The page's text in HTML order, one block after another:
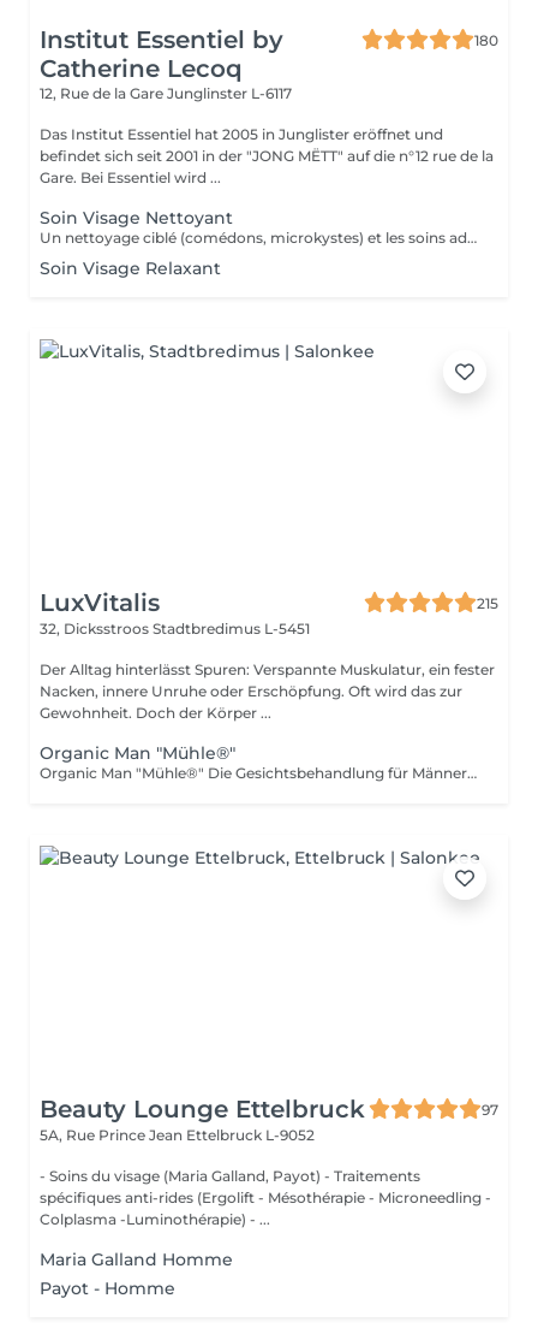
Institut Essentiel by
Catherine Lecoq
180
12, Rue de la Gare Junglinster L-6117
Das Institut Essentiel hat 2005 in Junglister eröffnet und
befindet sich seit 2001 in der "JONG MËTT" auf die n°12 rue de la
Gare. Bei Essentiel wird ...
Soin Visage Nettoyant
Un nettoyage ciblé (comédons, microkystes) et les soins adaptés avant et après le nettoyage.
Soin Visage Relaxant
LuxVitalis
215
32, Dicksstroos Stadtbredimus L-5451
Der Alltag hinterlässt Spuren: Verspannte Muskulatur, ein fester
Nacken, innere Unruhe oder Erschöpfung. Oft wird das zur
Gewohnheit. Doch der Körper ...
Organic Man "Mühle®"
Organic Man "Mühle®" Die Gesichtsbehandlung für Männerhaut: reinigend, ausgleichend und beruhigend. Ideal bei Unreinheiten oder gestresster Haut. Feinste Aromen vereint mit dem Besten, was uns die Natur schenken kann: In der Naturkosmetikserie ORGANIC verbindet MÜHLE Nachhaltigkeit mit Luxus. Reines Arganöl, pflegende Sheabutter, die Aloe Vera Heilkraft oder beruhigende Calendula und Kamille jeder einzelne Inhaltsstoffe stammt aus kontrolliert-biologischem Anbau oder Wildsammlung.
Beauty Lounge Ettelbruck
97
5A, Rue Prince Jean Ettelbruck L-9052
- Soins du visage (Maria Galland, Payot) - Traitements
spécifiques anti-rides (Ergolift - Mésothérapie - Microneedling -
Colplasma -Luminothérapie) - ...
Maria Galland Homme
Payot - Homme